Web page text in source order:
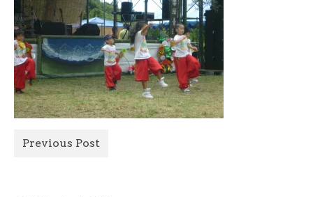
Official Site
Previous Post